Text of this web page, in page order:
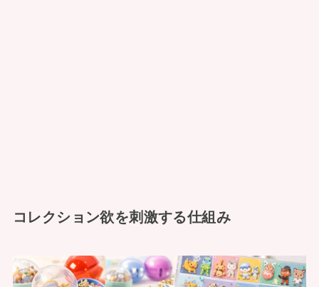
コレクション欲を刺激する仕組み